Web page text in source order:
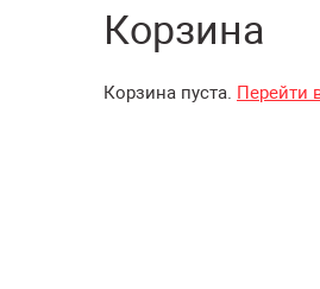
Корзина
Корзина пуста. Перейти